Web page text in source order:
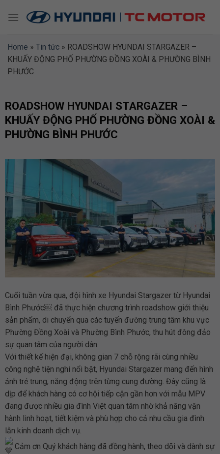
Home » Tin tức » ROADSHOW HYUNDAI STARGAZER –
KHUẤY ĐỘNG PHỐ PHƯỜNG ĐỒNG XOÀI & PHƯỜNG BÌNH
PHƯỚC
ROADSHOW HYUNDAI STARGAZER –
KHUẤY ĐỘNG PHỐ PHƯỜNG ĐỒNG XOÀI &
PHƯỜNG BÌNH PHƯỚC
Cuối tuần vừa qua, đội hình xe Hyundai Stargazer từ Hyundai
Bình Phước￼ đã thực hiện chương trình roadshow giới thiệu
sản phẩm, di chuyển qua các tuyến đường trung tâm khu vực
Phường Đồng Xoài và Phường Bình Phước, thu hút đông đảo
sự quan tâm của người dân.
Với thiết kế hiện đại, không gian 7 chỗ rộng rãi cùng nhiều
công nghệ tiện nghi nổi bật, Hyundai Stargazer mang đến hình
ảnh trẻ trung, năng động trên từng cung đường. Đây cũng là
dịp để khách hàng có cơ hội tiếp cận gần hơn với mẫu MPV
đang được nhiều gia đình Việt quan tâm nhờ khả năng vận
hành linh hoạt, tiết kiệm và phù hợp cho cả nhu cầu gia đình
lẫn kinh doanh dịch vụ.
Cảm ơn Quý khách hàng đã đồng hành, theo dõi và dành sự